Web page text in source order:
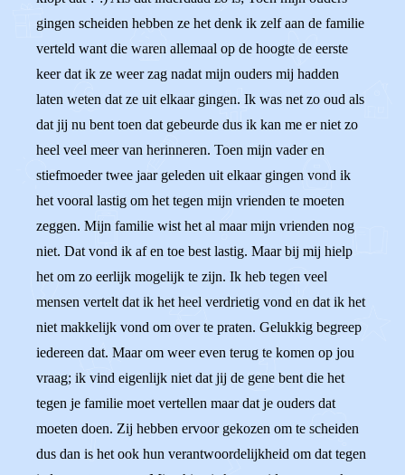
gingen scheiden hebben ze het denk ik zelf aan de familie
verteld want die waren allemaal op de hoogte de eerste
keer dat ik ze weer zag nadat mijn ouders mij hadden
laten weten dat ze uit elkaar gingen. Ik was net zo oud als
dat jij nu bent toen dat gebeurde dus ik kan me er niet zo
heel veel meer van herinneren. Toen mijn vader en
stiefmoeder twee jaar geleden uit elkaar gingen vond ik
het vooral lastig om het tegen mijn vrienden te moeten
zeggen. Mijn familie wist het al maar mijn vrienden nog
niet. Dat vond ik af en toe best lastig. Maar bij mij hielp
het om zo eerlijk mogelijk te zijn. Ik heb tegen veel
mensen vertelt dat ik het heel verdrietig vond en dat ik het
niet makkelijk vond om over te praten. Gelukkig begreep
iedereen dat. Maar om weer even terug te komen op jou
vraag; ik vind eigenlijk niet dat jij de gene bent die het
tegen je familie moet vertellen maar dat je ouders dat
moeten doen. Zij hebben ervoor gekozen om te scheiden
dus dan is het ook hun verantwoordelijkheid om dat tegen